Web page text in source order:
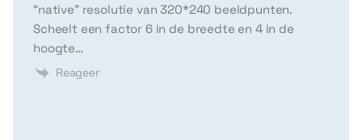
“native” resolutie van 320*240 beeldpunten.
Scheelt een factor 6 in de breedte en 4 in de
hoogte…
Reageer